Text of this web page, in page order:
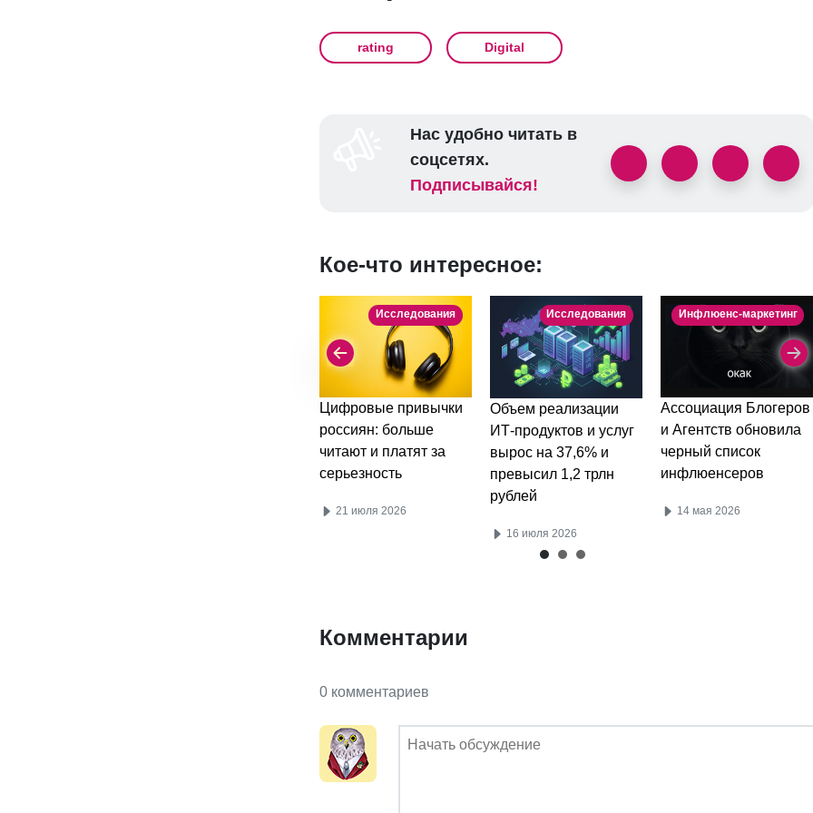
rating Digital
Нас удобно читать в
соцсетях.
Подписывайся!
Кое-что интересное:
Исследования
Цифровые привычки
россиян: больше
читают и платят за
серьезность
21 июля 2026
Исследования
Объем реализации
ИТ-продуктов и услуг
вырос на 37,6% и
превысил 1,2 трлн
рублей
16 июля 2026
Инфлюенс-маркетинг
Ассоциация Блогеров
и Агентств обновила
черный список
инфлюенсеров
14 мая 2026
Комментарии
0 комментариев